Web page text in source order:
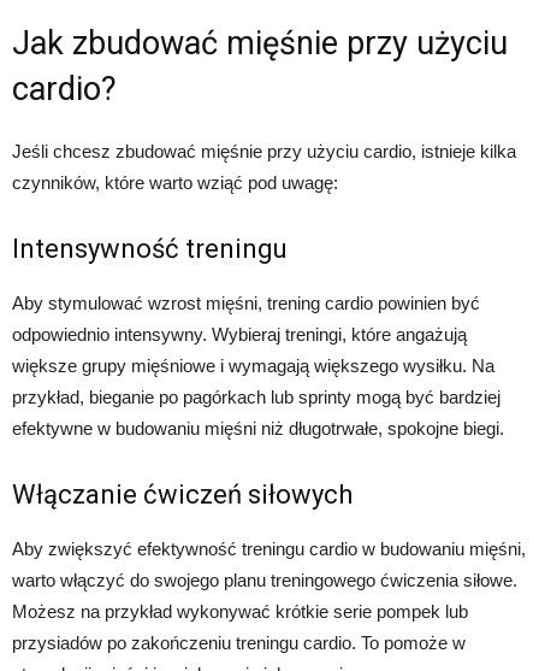
Jak zbudować mięśnie przy użyciu
cardio?
Jeśli chcesz zbudować mięśnie przy użyciu cardio, istnieje kilka
czynników, które warto wziąć pod uwagę:
Intensywność treningu
Aby stymulować wzrost mięśni, trening cardio powinien być
odpowiednio intensywny. Wybieraj treningi, które angażują
większe grupy mięśniowe i wymagają większego wysiłku. Na
przykład, bieganie po pagórkach lub sprinty mogą być bardziej
efektywne w budowaniu mięśni niż długotrwałe, spokojne biegi.
Włączanie ćwiczeń siłowych
Aby zwiększyć efektywność treningu cardio w budowaniu mięśni,
warto włączyć do swojego planu treningowego ćwiczenia siłowe.
Możesz na przykład wykonywać krótkie serie pompek lub
przysiadów po zakończeniu treningu cardio. To pomoże w